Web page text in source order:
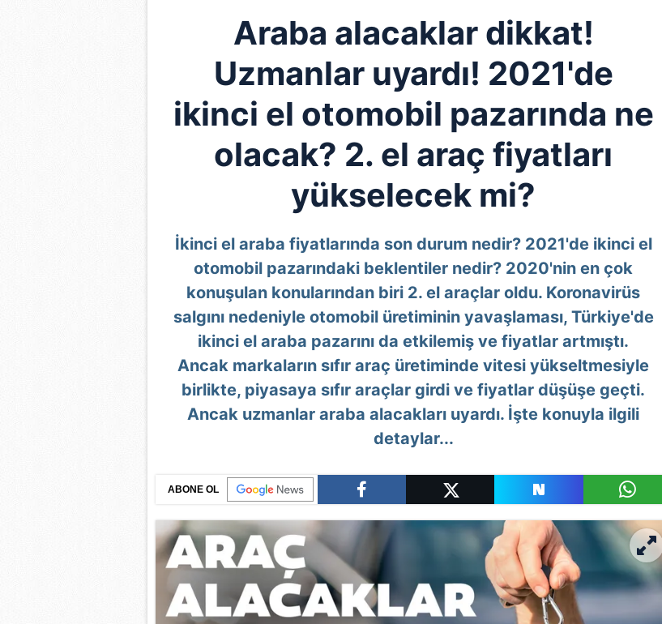
Araba alacaklar dikkat!
Uzmanlar uyardı! 2021'de
ikinci el otomobil pazarında ne
olacak? 2. el araç fiyatları
yükselecek mi?
İkinci el araba fiyatlarında son durum nedir? 2021'de ikinci el
otomobil pazarındaki beklentiler nedir? 2020'nin en çok
konuşulan konularından biri 2. el araçlar oldu. Koronavirüs
salgını nedeniyle otomobil üretiminin yavaşlaması, Türkiye'de
ikinci el araba pazarını da etkilemiş ve fiyatlar artmıştı.
Ancak markaların sıfır araç üretiminde vitesi yükseltmesiyle
birlikte, piyasaya sıfır araçlar girdi ve fiyatlar düşüşe geçti.
Ancak uzmanlar araba alacakları uyardı. İşte konuyla ilgili
detaylar...
ABONE OL